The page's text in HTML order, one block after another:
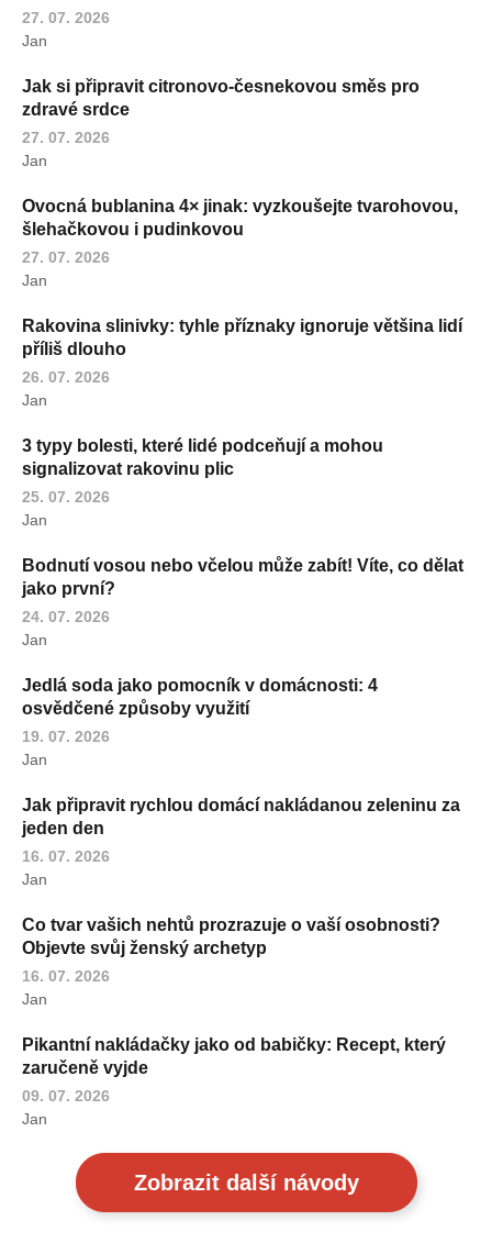
27. 07. 2026
Jan
Jak si připravit citronovo-česnekovou směs pro
zdravé srdce
27. 07. 2026
Jan
Ovocná bublanina 4× jinak: vyzkoušejte tvarohovou,
šlehačkovou i pudinkovou
27. 07. 2026
Jan
Rakovina slinivky: tyhle příznaky ignoruje většina lidí
příliš dlouho
26. 07. 2026
Jan
3 typy bolesti, které lidé podceňují a mohou
signalizovat rakovinu plic
25. 07. 2026
Jan
Bodnutí vosou nebo včelou může zabít! Víte, co dělat
jako první?
24. 07. 2026
Jan
Jedlá soda jako pomocník v domácnosti: 4
osvědčené způsoby využití
19. 07. 2026
Jan
Jak připravit rychlou domácí nakládanou zeleninu za
jeden den
16. 07. 2026
Jan
Co tvar vašich nehtů prozrazuje o vaší osobnosti?
Objevte svůj ženský archetyp
16. 07. 2026
Jan
Pikantní nakládačky jako od babičky: Recept, který
zaručeně vyjde
09. 07. 2026
Jan
Zobrazit další návody